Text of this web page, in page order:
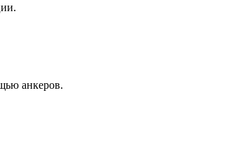
анкеров.